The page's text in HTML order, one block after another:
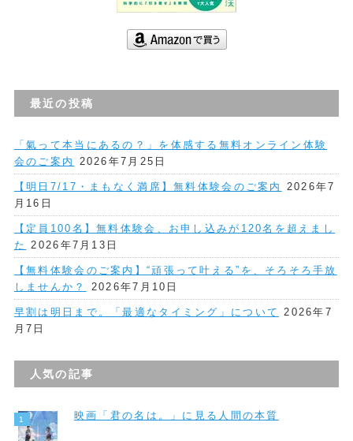
最近の投稿
「氣って本当にあるの？」を体感する無料オンライン体験
会のご案内
2026年7月25日
【明日7/17・まもなく満席】無料体験会のご案内
2026年7
月16日
【定員100名】無料体験会、お申し込みが120名を超えまし
た
2026年7月13日
【無料体験会のご案内】“頑張って叶える”を、そろそろ手放
しませんか？
2026年7月10日
早割は明日まで。「最適なタイミング」について
2026年7
月7日
人気の記事
映画「君の名は。」に見る人間の本質